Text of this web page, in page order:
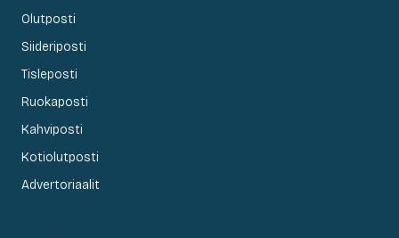
Olutposti
Siideriposti
Tisleposti
Ruokaposti
Kahviposti
Kotiolutposti
Advertoriaalit